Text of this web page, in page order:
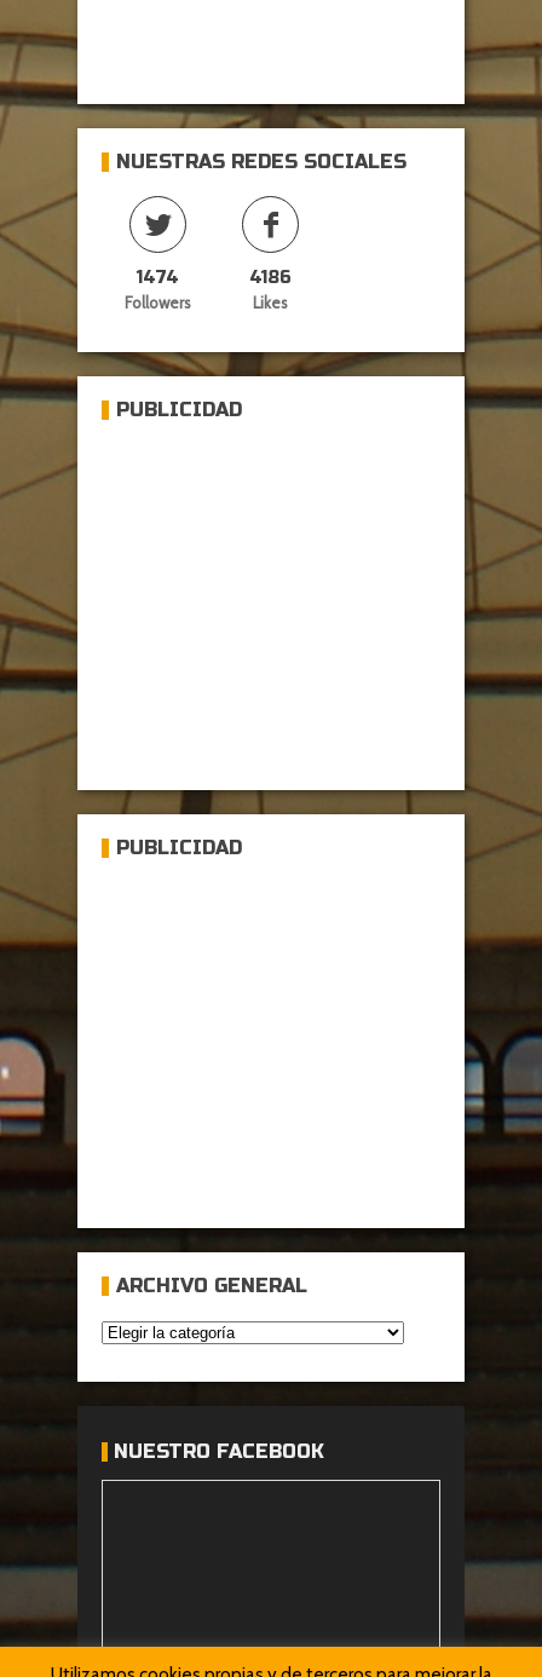
NUESTRAS REDES SOCIALES
1474
Followers
4186
Likes
PUBLICIDAD
PUBLICIDAD
ARCHIVO GENERAL
NUESTRO FACEBOOK